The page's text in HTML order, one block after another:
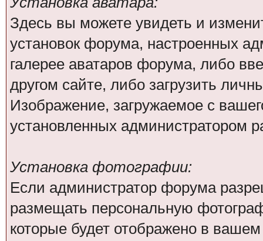
Здесь вы можете увидеть и
установок форума, настроенных
галерее аватаров форума, либо
другом сайте, либо загрузить
Изображение, загружаемое с
установленных администратором
Установка фотографии:
Если администратор форума
размещать персональную
которые будет отображено в